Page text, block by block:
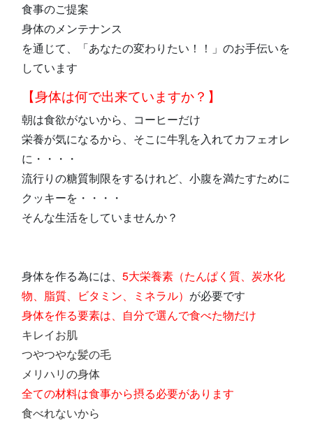
食事のご提案
身体のメンテナンス
を通じて、「あなたの変わりたい！！」のお手伝いを
しています
【身体は何で出来ていますか？】
朝は食欲がないから、コーヒーだけ
栄養が気になるから、そこに牛乳を入れてカフェオレ
に・・・・
流行りの糖質制限をするけれど、小腹を満たすために
クッキーを・・・・
そんな生活をしていませんか？
身体を作る為には、 5大栄養素（たんぱく質、炭水化
物、脂質、ビタミン、ミネラル） が必要です
身体を作る要素は、自分で選んで食べた物だけ
キレイお肌
つやつやな髪の毛
メリハリの身体
全ての材料は食事から摂る必要があります
食べれないから